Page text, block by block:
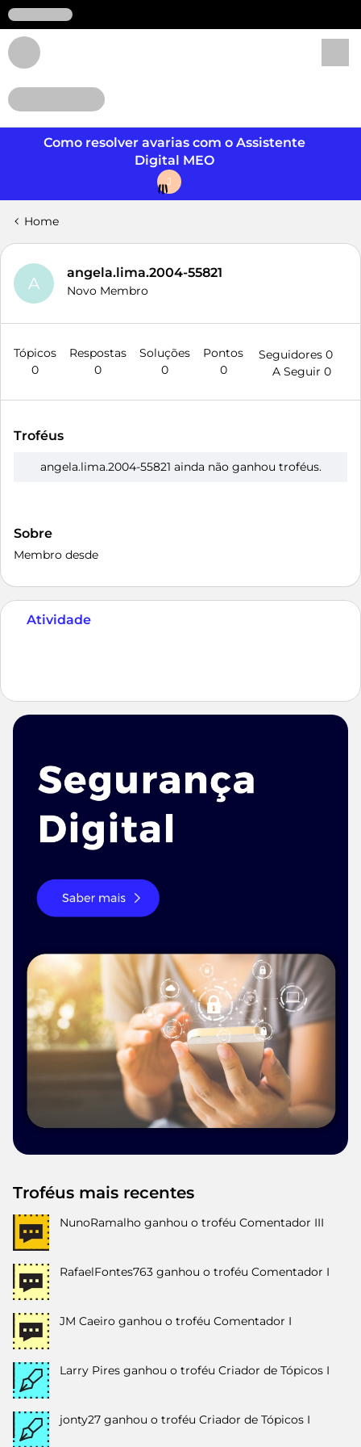
Como resolver avarias com o Assistente
Digital MEO
J
Home
A
angela.lima.2004-55821
Novo Membro
Tópicos
0
Respostas
0
Soluções
0
Pontos
0
Seguidores 0
A Seguir 0
Troféus
angela.lima.2004-55821 ainda não ganhou troféus.
Sobre
Membro desde
Atividade
Troféus mais recentes
NunoRamalho ganhou o troféu Comentador III
RafaelFontes763 ganhou o troféu Comentador I
JM Caeiro ganhou o troféu Comentador I
Larry Pires ganhou o troféu Criador de Tópicos I
jonty27 ganhou o troféu Criador de Tópicos I